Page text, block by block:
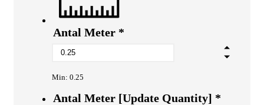
Antal Meter *
Min: 0.25
Antal Meter [Update Quantity] *